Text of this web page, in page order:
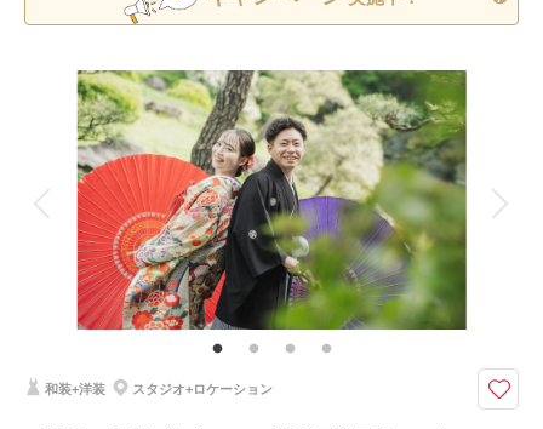
ヘアメイク
衣装追加 会食 挙式
家族と撮影 家族用衣装レンタル ペットと撮影
東京駅で撮影が出来るドレス1着プラン さらにウェルカムボードプレゼン
ト♪ 衣裳差額料金はありませんのでご安心ください
洋装衣装は銀座店または阿佐ヶ谷店からお選びいただけます
アクセサリー、インナー類完備！持ち物は【新郎靴下、新婦ストッキング】
のみでOK◎
≪3大特典付き≫
③オプション20％OFF
和装+洋装 スタジオ+ロケーション